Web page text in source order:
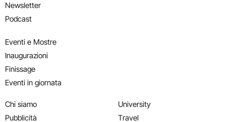
Newsletter
Podcast
Eventi e Mostre
Inaugurazioni
Finissage
Eventi in giornata
Chi siamo
Pubblicità
University
Travel